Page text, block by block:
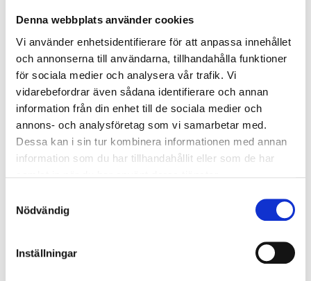
Denna webbplats använder cookies
Vi använder enhetsidentifierare för att anpassa innehållet
och annonserna till användarna, tillhandahålla funktioner
för sociala medier och analysera vår trafik. Vi
vidarebefordrar även sådana identifierare och annan
information från din enhet till de sociala medier och
annons- och analysföretag som vi samarbetar med.
Dessa kan i sin tur kombinera informationen med annan
information som du har tillhandahållit eller som de har
Nödvändig
Inställningar
Logistik och inköpsfakturor